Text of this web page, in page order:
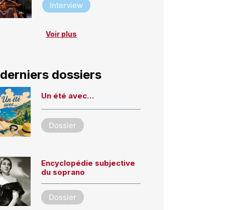
Interview
Voir plus
dossiers
Un été avec…
Dossier
Encyclopédie subjective
du soprano
Dossier